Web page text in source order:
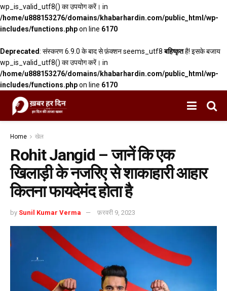
wp_is_valid_utf8() का उपयोग करें। in
/home/u888153276/domains/khabarhardin.com/public_html/wp-
includes/functions.phpon line 6170
Deprecated: संस्करण 6.9.0 के बाद से फ़ंक्शन seems_utf8बहिष्कृतहै! इसके बजाय
wp_is_valid_utf8() का उपयोग करें। in
/home/u888153276/domains/khabarhardin.com/public_html/wp-
includes/functions.phpon line 6170
Home खेल
Rohit Jangid – जानें कि एक
खिलाड़ी के नजरिए से शाकाहारी आहार
कितना फायदेमंद होता है
by Sunil Kumar Verma फ़रवरी 9, 2023